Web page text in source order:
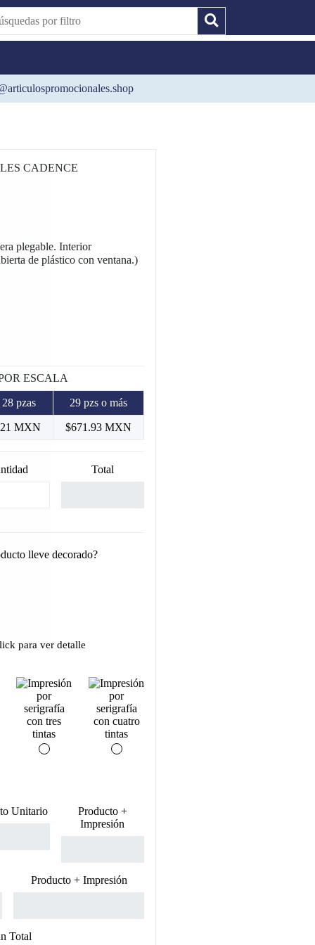
CADENCE
plegable. Interior
de plástico con ventana.)
ESCALA
pzas 29 pzs o más
MXN $671.93 MXN
Total
lleve decorado?
para ver detalle
Unitario
Producto +
Impresión
Producto + Impresión
Total